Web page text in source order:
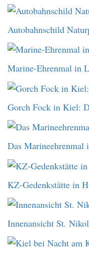
Autobahnschild
Marine-Ehrenmal in
Gorch Fock in Kiel:
Das Marineehrenmal
KZ-Gedenkstätte in
Innenansicht St.